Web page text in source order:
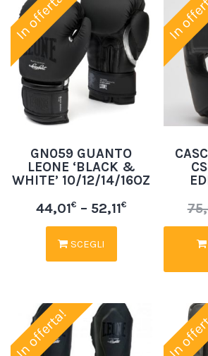
In offerta!
GN059 GUANTO
LEONE ‘BLACK &
WHITE’ 10/12/14/16OZ
44,01€ – 52,11€
SCEGLI
In
In offerta! In